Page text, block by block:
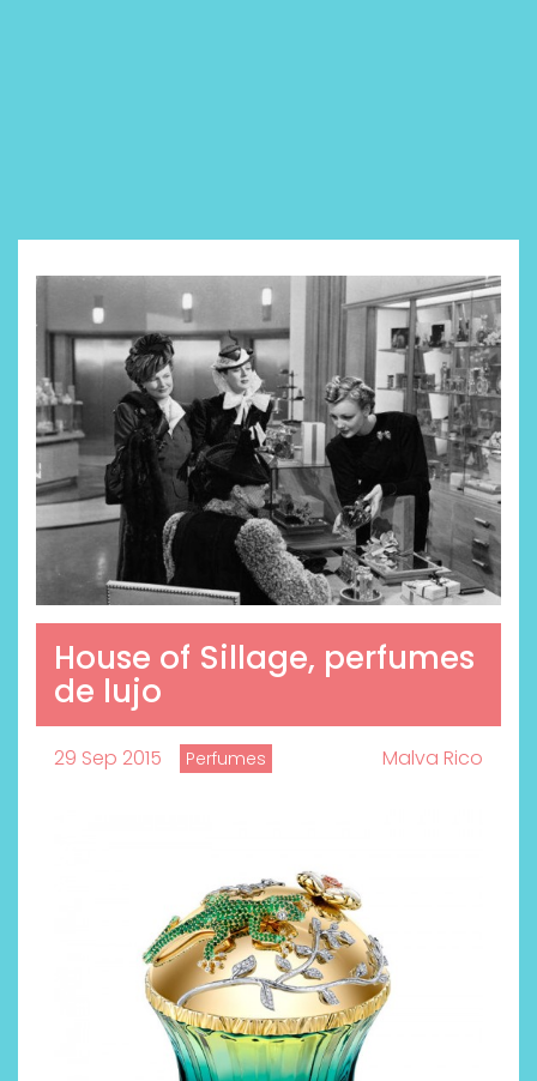
House of Sillage, perfumes
de lujo
29 Sep 2015 Perfumes Malva Rico